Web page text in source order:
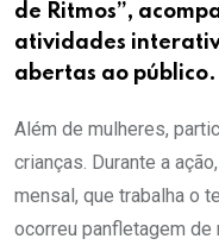
de Ritmos”,
atividades
abertas ao público.
Além de mulheres,
crianças. Durante a
mensal, que trabalha o
ocorreu panfletagem